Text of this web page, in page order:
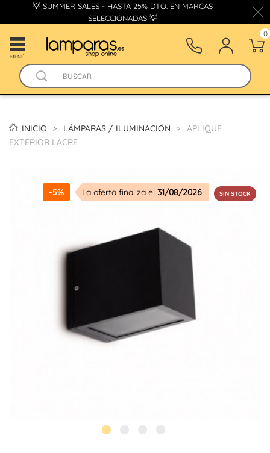
💡 SUMMER SALES - HASTA 25% DTO. EN MARCAS
SELECCIONADAS 💡
MENÚ
0
INICIO LÁMPARAS / ILUMINACIÓN
APLIQUE
EXTERIOR LACRE
-5% La oferta finaliza el 31/08/2026 SIN STOCK